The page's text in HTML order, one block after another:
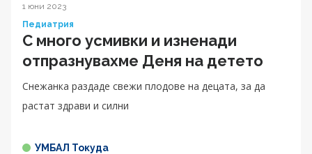
1 юни 2023
Педиатрия
С много усмивки и изненади
отпразнувахме Деня на детето
Снежанка раздаде свежи плодове на децата, за да
растат здрави и силни
УМБАЛ Токуда